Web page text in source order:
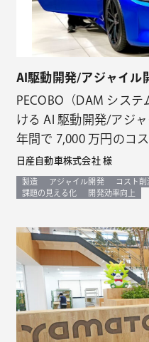
AI駆動開発/アジャイル
PECOBO（DAM シス
ける AI 駆動開発/アジ
年間で 7,000 万円のコ
込んだ意識変革など各
日産自動車株式会社 様
製造 アジャイル開発 コスト削
課題の見える化
開発効率向上